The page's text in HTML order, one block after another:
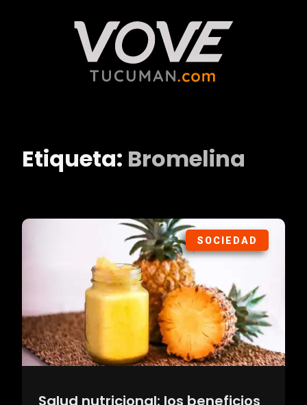
Etiqueta: Bromelina
SOCIEDAD
Salud nutricional: los beneficios